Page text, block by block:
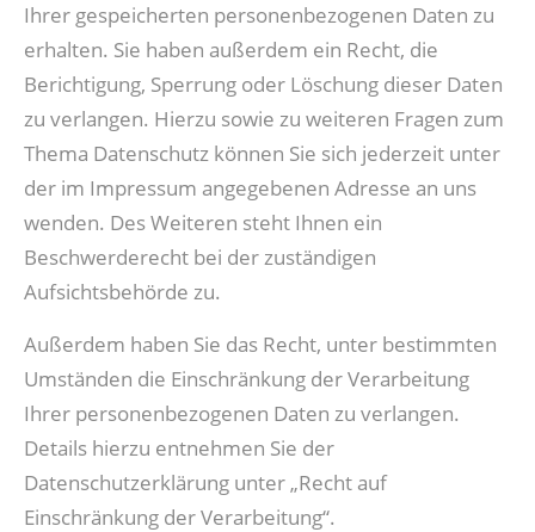
Ihrer gespeicherten personenbezogenen Daten zu
erhalten. Sie haben außerdem ein Recht, die
Berichtigung, Sperrung oder Löschung dieser Daten
zu verlangen. Hierzu sowie zu weiteren Fragen zum
Thema Datenschutz können Sie sich jederzeit unter
der im Impressum angegebenen Adresse an uns
wenden. Des Weiteren steht Ihnen ein
Beschwerderecht bei der zuständigen
Aufsichtsbehörde zu.
Außerdem haben Sie das Recht, unter bestimmten
Umständen die Einschränkung der Verarbeitung
Ihrer personenbezogenen Daten zu verlangen.
Details hierzu entnehmen Sie der
Datenschutzerklärung unter „Recht auf
Einschränkung der Verarbeitung“.